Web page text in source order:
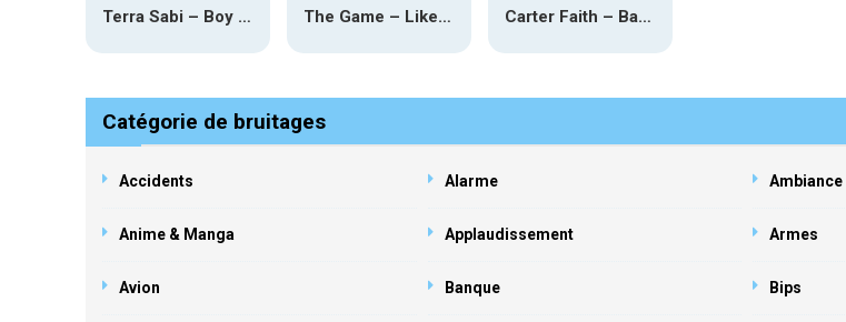
Terra Sabi – Boy Game X Marcia Cruz The Game – Like Father Like Daughter Carter Faith – Bar Star Vevo
Catégorie de bruitages
Accidents Alarme Ambiance
Anime & Manga Applaudissement Armes
Avion Banque Bips